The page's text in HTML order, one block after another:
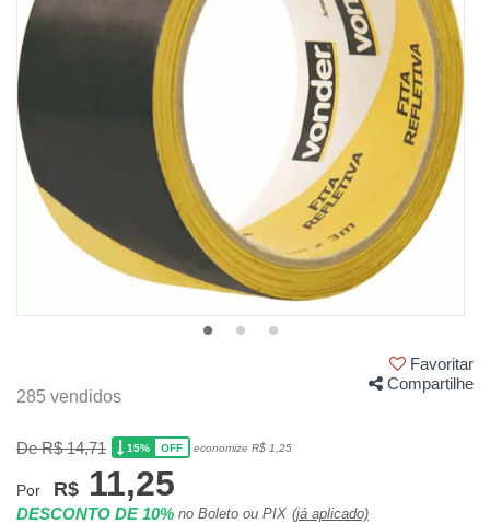
Favoritar
285 vendidos
Compartilhe
De R$ 14,71 15% OFF economize R$ 1,25
Por R$ 11,25
DESCONTO DE 10% no Boleto ou PIX (já aplicado)